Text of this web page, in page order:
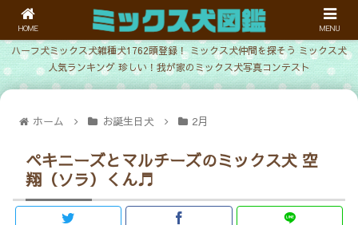
ハーフ犬ミックス犬雑種犬1762頭登録！ ミックス犬仲間を探そう ミックス犬
人気ランキング 珍しい！我が家のミックス犬写真コンテスト
ホーム お誕生日犬 2月
ペキニーズとマルチーズのミックス犬 空
翔（ソラ）くん♬
HOME MENU